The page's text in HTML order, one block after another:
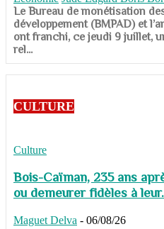
​​​​​​​Le Bureau de monétisation
développement (BMPAD) et
ont franchi, ce jeudi 9 juillet,
rel...
CULTURE
Culture
Bois-Caïman, 235 ans
ou demeurer fidèles à
Maguet Delva - 06/08/26